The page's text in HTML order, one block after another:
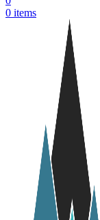
0 items